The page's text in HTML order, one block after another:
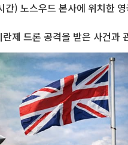
) 노스우드 본사에 위치한
제 드론 공격을 받은 사건